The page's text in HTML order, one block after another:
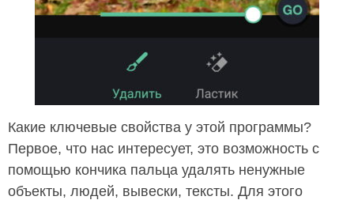
Какие ключевые свойства у этой программы?
Первое, что нас интересует, это возможность с
помощью кончика пальца удалять ненужные
объекты, людей, вывески, тексты. Для этого